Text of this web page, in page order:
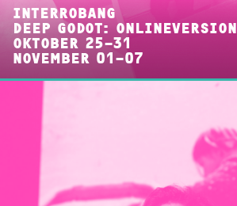
INTERROBANG
DEEP GODOT: ONLINEVERSION
OKTOBER 25–31
NOVEMBER 01–07